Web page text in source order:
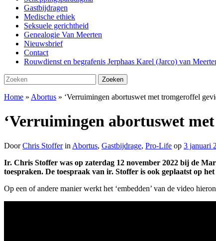
Gastbijdragen
Medische ethiek
Seksuele gerichtheid
Genealogie Van Meerten
Nieuwsbrief
Contact
Rouwdienst en begrafenis Jerphaas Karel (Jarco) van
Zoeken
naar:
Zoeken
Home » Abortus » ‘Verruimingen abortuswet met tromgeroffel
‘Verruimingen abortuswet
DoorChris Stoffer in Abortus, Gastbijdrage, Pro-Life op 3 januari
Ir. Chris Stoffer was op zaterdag 12 november 2022 bij de
toespraken. De toespraak van ir. Stoffer is ook geplaatst op het
Op een of andere manier werkt het ‘embedden’ van de video